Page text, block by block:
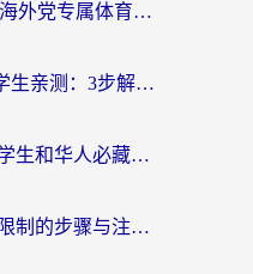
国外怎么看CBA比赛？海外党专属体育直播指南，告别地区限制看球自由
国外看芒果tv总卡？留学生亲测：3步解决地域限制+流畅追剧攻略
海外如何看奥运会？留学生和华人必藏的体育赛事观看终极指南
海外看爱奇艺解除地区限制的步骤与注意事项详解：留学生必看的无卡顿追剧指南